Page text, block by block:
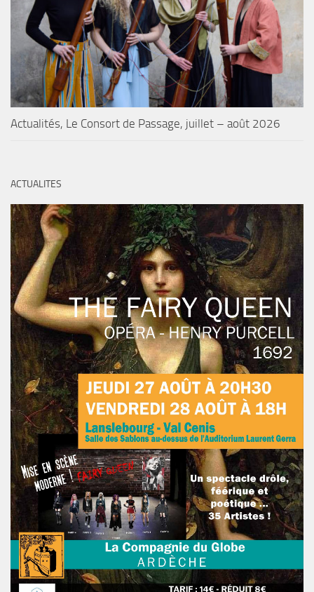
Actualités, Le Consort de Passage, juillet – août 2026
ACTUALITES